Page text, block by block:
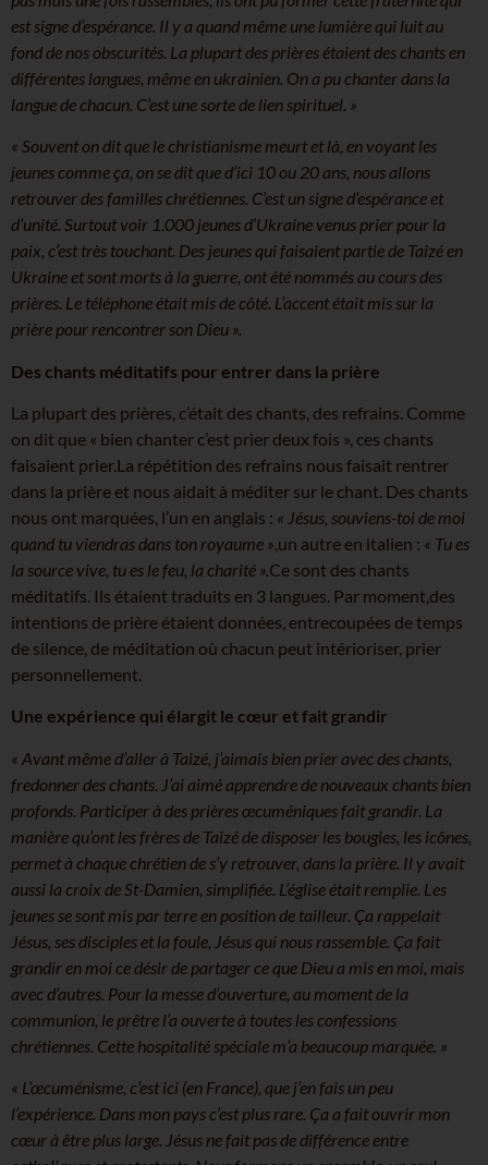
est signe d’espérance. Il y a quand même une lumière qui luit au
fond de nos obscurités. La plupart des prières étaient des chants en
différentes langues, même en ukrainien. On a pu chanter dans la
langue de chacun. C’est une sorte de lien spirituel. »
« Souvent on dit que le christianisme meurt et là, en voyant les
jeunes comme ça, on se dit que d’ici 10 ou 20 ans, nous allons
retrouver des familles chrétiennes. C’est un signe d’espérance et
d’unité. Surtout voir 1.000 jeunes d’Ukraine venus prier pour la
paix, c’est très touchant. Des jeunes qui faisaient partie de Taizé en
Ukraine et sont morts à la guerre, ont été nommés au cours des
prières. Le téléphone était mis de côté. L’accent était mis sur la
prière pour rencontrer son Dieu ».
Des chants méditatifs pour entrer dans la prière
La plupart des prières, c’était des chants, des refrains. Comme
on dit que « bien chanter c’est prier deux fois », ces chants
faisaient prier.La répétition des refrains nous faisait rentrer
dans la prière et nous aidait à méditer sur le chant. Des chants
nous ont marquées, l’un en anglais : « Jésus, souviens-toi de moi
quand tu viendras dans ton royaume »,un autre en italien : « Tu es
la source vive, tu es le feu, la charité ».Ce sont des chants
méditatifs. Ils étaient traduits en 3 langues. Par moment,des
intentions de prière étaient données, entrecoupées de temps
de silence, de méditation où chacun peut intérioriser, prier
personnellement.
Une expérience qui élargit le cœur et fait grandir
« Avant même d’aller à Taizé, j’aimais bien prier avec des chants,
fredonner des chants. J’ai aimé apprendre de nouveaux chants bien
profonds. Participer à des prières œcuméniques fait grandir. La
manière qu’ont les frères de Taizé de disposer les bougies, les icônes,
permet à chaque chrétien de s’y retrouver, dans la prière. Il y avait
aussi la croix de St-Damien, simplifiée. L’église était remplie. Les
jeunes se sont mis par terre en position de tailleur. Ça rappelait
Jésus, ses disciples et la foule, Jésus qui nous rassemble. Ça fait
grandir en moi ce désir de partager ce que Dieu a mis en moi, mais
avec d’autres. Pour la messe d’ouverture, au moment de la
communion, le prêtre l’a ouverte à toutes les confessions
chrétiennes. Cette hospitalité spéciale m’a beaucoup marquée. »
« L’œcuménisme, c’est ici (en France), que j’en fais un peu
l’expérience. Dans mon pays c’est plus rare. Ça a fait ouvrir mon
cœur à être plus large. Jésus ne fait pas de différence entre